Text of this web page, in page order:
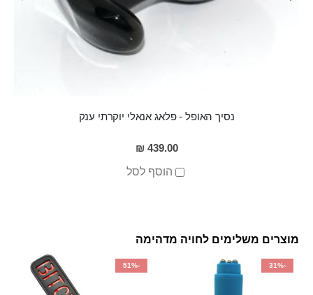
נסיך האופל - פלאג אנאלי יוקרתי ענק
439.00 ₪
הוסף לסל
מוצרים משלימים לחויה מדהימה
-31%
-51%